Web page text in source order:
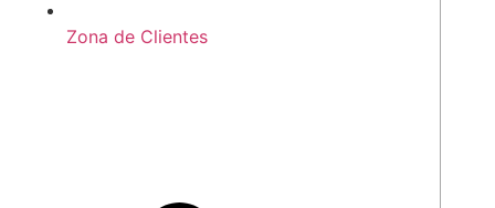
Zona de Clientes